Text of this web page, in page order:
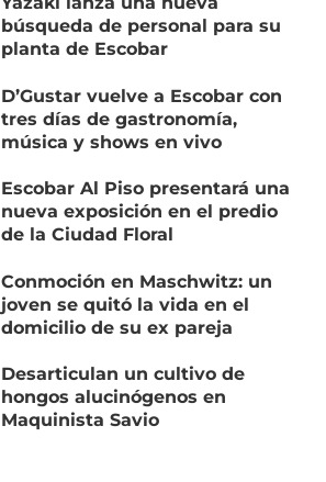
búsqueda de personal para su
planta de Escobar
D’Gustar vuelve a Escobar con
tres días de gastronomía,
música y shows en vivo
Escobar Al Piso presentará una
nueva exposición en el predio
de la Ciudad Floral
Conmoción en Maschwitz: un
joven se quitó la vida en el
domicilio de su ex pareja
Desarticulan un cultivo de
hongos alucinógenos en
Maquinista Savio